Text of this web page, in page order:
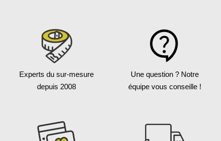
Experts du sur-mesure
depuis 2008
Une question ? Notre
équipe vous conseille !